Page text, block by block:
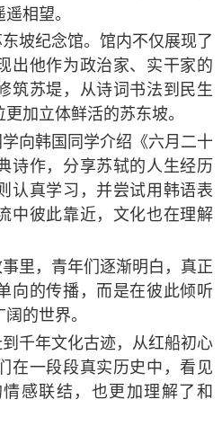
相望。
坡纪念馆。馆内不仅展现了
出他作为政治家、实干家的
筑苏堤，从诗词书法到民生
加立体鲜活的苏东坡。
向韩国同学介绍《六月二十
诗作，分享苏轼的人生经历
认真学习，并尝试用韩语表
中彼此靠近，文化也在理解
里，青年们逐渐明白，真正
向的传播，而是在彼此倾听
的世界。
千年文化古迹，从红船初心
在一段段真实历史中，看见
感联结，也更加理解了和